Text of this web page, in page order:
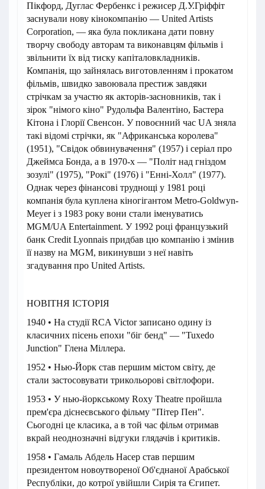
Пікфорд, Дуглас Фербенкс і режисер Д.У.Гріффіт
заснували нову кінокомпанію — United Artists
Corporation, — яка була покликана дати повну
творчу свободу авторам та виконавцям фільмів і
звільнити їх від тиску капіталовкладників.
Компанія, що зайнялась виготовленням і прокатом
фільмів, швидко завоювала престиж завдяки
стрічкам за участю як акторів-засновників, так і
зірок "німого кіно" Рудольфа Валентіно, Бастера
Кітона і Глорії Свенсон. У повоєнний час UA зняла
такі відомі стрічки, як "Африканська королева"
(1951), "Свідок обвинувачення" (1957) і серіал про
Джеймса Бонда, а в 1970-х — "Політ над гніздом
зозулі" (1975), "Рокі" (1976) і "Енні-Холл" (1977).
Однак через фінансові труднощі у 1981 році
компанія була куплена кіногігантом Metro-Goldwyn-
Meyer і з 1983 року вони стали іменуватись
MGM/UA Entertainment. У 1992 році французький
банк Credit Lyonnais придбав цю компанію і змінив
її назву на MGM, викинувши з неї навіть
згадування про United Artists.
НОВІТНЯ ІСТОРІЯ
1940 • На студії RCA Victor записано одину із
класичних пісень епохи "біг бенд" — "Tuxedo
Junction" Глена Міллера.
1952 • Нью-Йорк став першим містом світу, де
стали застосовувати трикольорові світлофори.
1953 • У нью-йоркському Roxy Theatre пройшла
прем'єра діснеєвського фільму "Пітер Пен".
Сьогодні це класика, а в той час фільм отримав
вкрай неоднозначні відгуки глядачів і критиків.
1958 • Гамаль Абдель Насер став першим
президентом новоутвореної Об'єднаної Арабської
Республіки, до котрої увійшли Сирія та Єгипет.